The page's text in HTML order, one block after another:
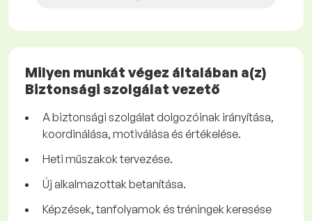
Milyen munkát végez általában a(z)
Biztonsági szolgálat vezető
A biztonsági szolgálat dolgozóinak irányítása,
koordinálása, motiválása és értékelése.
Heti műszakok tervezése.
Új alkalmazottak betanítása.
Képzések, tanfolyamok és tréningek keresése